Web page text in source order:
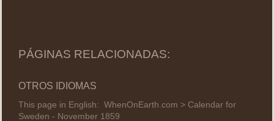
PÁGINAS RELACIONADAS:
OTROS IDIOMAS
This page in English: WhenOnEarth.com > Calendar for
Sweden - November 1859